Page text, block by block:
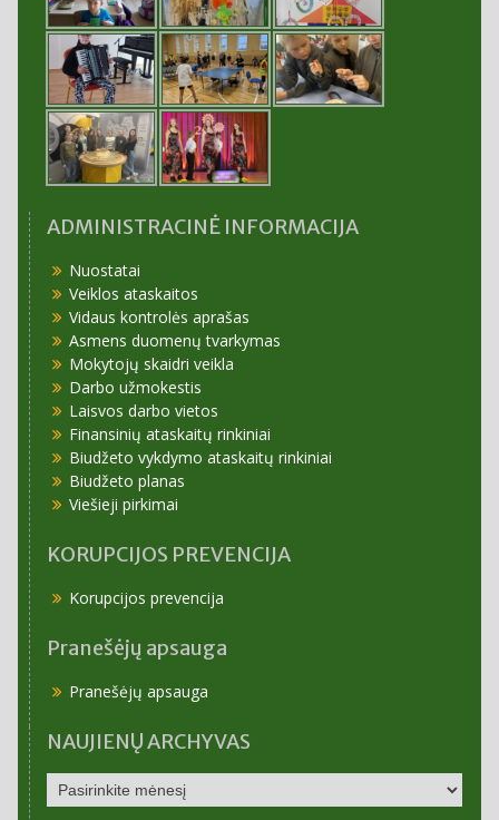
ADMINISTRACINĖ INFORMACIJA
Nuostatai
Veiklos ataskaitos
Vidaus kontrolės aprašas
Asmens duomenų tvarkymas
Mokytojų skaidri veikla
Darbo užmokestis
Laisvos darbo vietos
Finansinių ataskaitų rinkiniai
Biudžeto vykdymo ataskaitų rinkiniai
Biudžeto planas
Viešieji pirkimai
KORUPCIJOS PREVENCIJA
Korupcijos prevencija
Pranešėjų apsauga
Pranešėjų apsauga
NAUJIENŲ ARCHYVAS
NAUJIENŲ
ARCHYVAS